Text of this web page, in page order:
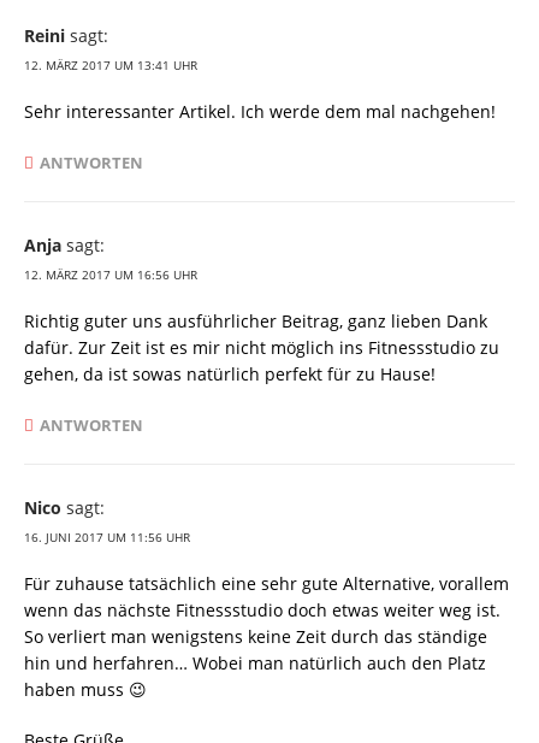
Reini sagt:
12. MÄRZ 2017 UM 13:41 UHR
Sehr interessanter Artikel. Ich werde dem mal nachgehen!
ANTWORTEN
Anja sagt:
12. MÄRZ 2017 UM 16:56 UHR
Richtig guter uns ausführlicher Beitrag, ganz lieben Dank
dafür. Zur Zeit ist es mir nicht möglich ins Fitnessstudio zu
gehen, da ist sowas natürlich perfekt für zu Hause!
ANTWORTEN
Nico sagt:
16. JUNI 2017 UM 11:56 UHR
Für zuhause tatsächlich eine sehr gute Alternative, vorallem
wenn das nächste Fitnessstudio doch etwas weiter weg ist.
So verliert man wenigstens keine Zeit durch das ständige
hin und herfahren… Wobei man natürlich auch den Platz
haben muss 😉